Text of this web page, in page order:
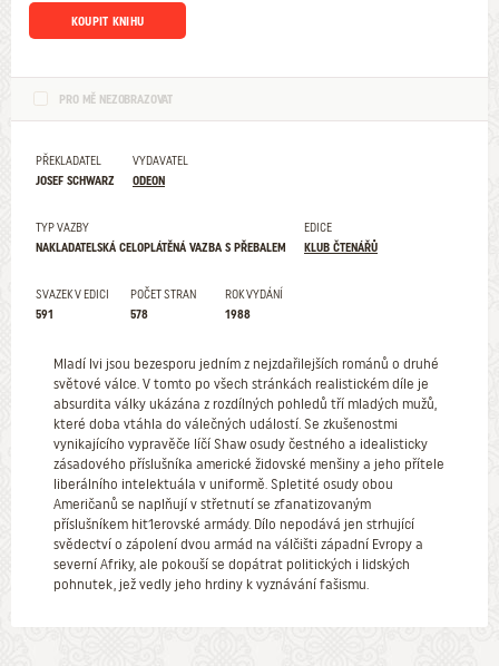
KOUPIT KNIHU
PRO MĚ NEZOBRAZOVAT
PŘEKLADATEL
JOSEF SCHWARZ
VYDAVATEL
ODEON
TYP VAZBY
NAKLADATELSKÁ CELOPLÁTĚNÁ VAZBA S PŘEBALEM
EDICE
KLUB ČTENÁŘŮ
SVAZEK V EDICI
591
POČET STRAN
578
ROK VYDÁNÍ
1988
Mladí lvi jsou bezesporu jedním z nejzdařilejších románů o druhé
světové válce. V tomto po všech stránkách realistickém díle je
absurdita války ukázána z rozdílných pohledů tří mladých mužů,
které doba vtáhla do válečných událostí. Se zkušenostmi
vynikajícího vypravěče líčí Shaw osudy čestného a idealisticky
zásadového příslušníka americké židovské menšiny a jeho přítele
liberálního intelektuála v uniformě. Spletité osudy obou
Američanů se naplňují v střetnutí se zfanatizovaným
příslušníkem hit1erovské armády. Dílo nepodává jen strhující
svědectví o zápolení dvou armád na válčišti západní Evropy a
severní Afriky, ale pokouší se dopátrat politických i lidských
pohnutek, jež vedly jeho hrdiny k vyznávání fašismu.